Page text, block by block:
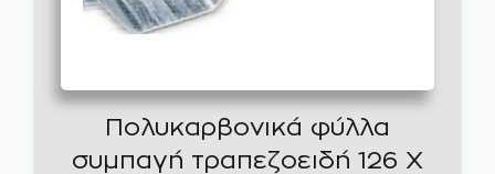
Πολυκαρβονικά φύλλα
συμπαγή τραπεζοειδή 126 Χ